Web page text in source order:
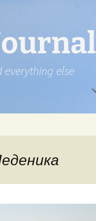
everything else